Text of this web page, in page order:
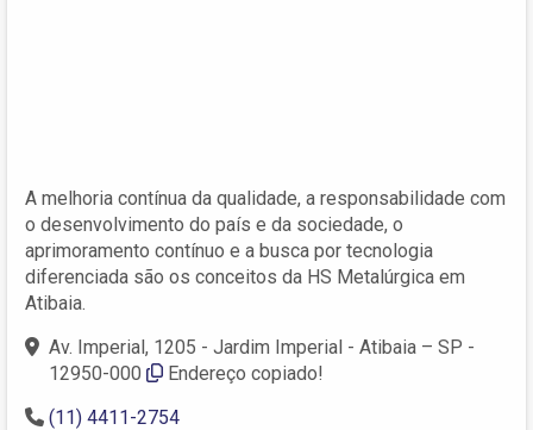
A melhoria contínua da qualidade, a responsabilidade com
o desenvolvimento do país e da sociedade, o
aprimoramento contínuo e a busca por tecnologia
diferenciada são os conceitos da HS Metalúrgica em
Atibaia.
Av. Imperial, 1205 - Jardim Imperial - Atibaia – SP -
12950-000
Endereço copiado!
(11) 4411-2754